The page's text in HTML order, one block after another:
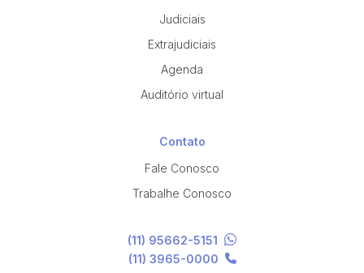
Judiciais
Extrajudiciais
Agenda
Auditório virtual
Contato
Fale Conosco
Trabalhe Conosco
(11) 95662-5151
(11) 3965-0000